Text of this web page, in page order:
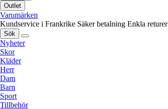
Outlet
Varumärken
Kundservice i Frankrike Säker betalning Enkla returer
Sök
Nyheter
Skor
Kläder
Herr
Dam
Barn
Sport
Tillbehör